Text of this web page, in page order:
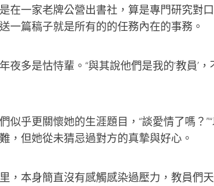
一家老牌公營出書社，算是專門研究對
一篇稿子就是所有的的任務內在的事務。
多是怙恃輩。“與其說他們是我的‘教員’，
乎更關懷她的生涯題目，“談愛情了嗎？
，但她從未猜忌過對方的真摯與好心。
本身簡直沒有感觸感染過壓力，教員們